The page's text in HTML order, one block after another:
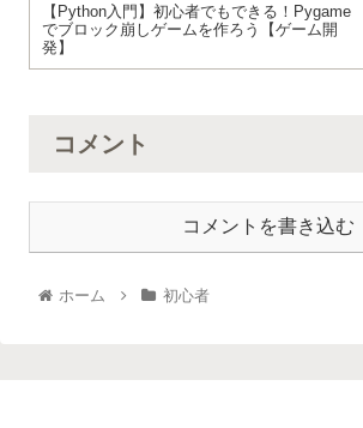
【Python入門】初心者でもできる！Pygame
でブロック崩しゲームを作ろう【ゲーム開
発】
コメント
コメントを書き込む
ホーム 初心者